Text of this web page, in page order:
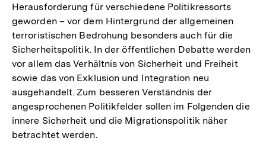
Herausforderung für verschiedene Politikressorts
geworden – vor dem Hintergrund der allgemeinen
terroristischen Bedrohung besonders auch für die
Sicherheitspolitik. In der öffentlichen Debatte werden
vor allem das Verhältnis von Sicherheit und Freiheit
sowie das von Exklusion und Integration neu
ausgehandelt. Zum besseren Verständnis der
angesprochenen Politikfelder sollen im Folgenden die
innere Sicherheit und die Migrationspolitik näher
betrachtet werden.